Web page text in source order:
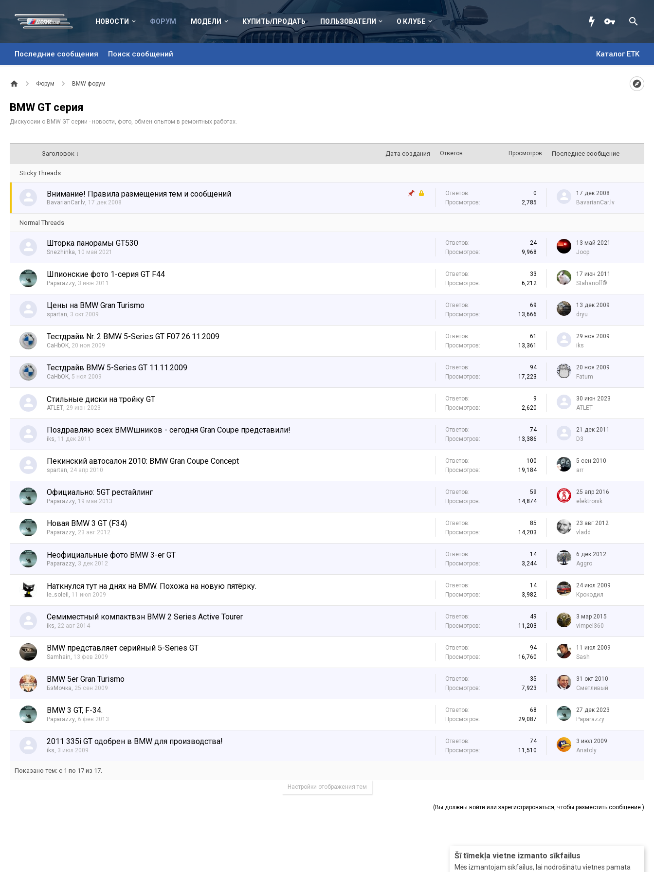
НОВОСТИ ФОРУМ
Последние сообщения Поиск сообщений Каталог ETK
МОДЕЛИ КУПИТЬ/ПРОДАТЬ ПОЛЬЗОВАТЕЛИ О КЛУБЕ
Форум BMW форум
Šī tīmekļa vietne izmanto sīkfailus
Mēs izmantojam sīkfailus, lai nodrošinātu vietnes pamata
BMW GT серия
Дискуссии о BMW GT серии - новости, фото, обмен опытом в ремонтных работах.
Заголовок ↓ Дата создания Ответов Просмотров Последнее сообщение
Sticky Threads
Внимание! Правила размещения тем и сообщений
BavarianCar.lv, 17 дек 2008
Ответов:
0
Просмотров:
2,785
17 дек 2008
BavarianCar.lv
Normal Threads
Шторка панорамы GT530
Snezhinka, 10 май 2021
Ответов:
24
Просмотров:
9,968
13 май 2021
Joop
Шпионские фото 1-серия GT F44
Paparazzy, 3 июн 2011
Ответов:
33
Просмотров:
6,212
17 июн 2011
Stahanoff®
Цены на BMW Gran Turismo
spartan, 3 окт 2009
Ответов:
69
Просмотров:
13,666
13 дек 2009
dryu
Тестдрайв Nr. 2 BMW 5-Series GT F07 26.11.2009
CaHbOK, 20 ноя 2009
Ответов:
61
Просмотров:
13,361
29 ноя 2009
iks
Тестдрайв BMW 5-Series GT 11.11.2009
CaHbOK, 5 ноя 2009
Ответов:
94
Просмотров:
17,223
20 ноя 2009
Fatum
Стильные диски на тройку GT
ATLET, 29 июн 2023
Ответов:
9
Просмотров:
2,620
30 июн 2023
ATLET
Поздравляю всех BMWшников - сегодня Gran Coupe представили!
iks, 11 дек 2011
Ответов:
74
Просмотров:
13,386
21 дек 2011
D3
Пекинский автосалон 2010: BMW Gran Coupe Concept
spartan, 24 апр 2010
Ответов:
100
Просмотров:
19,184
5 сен 2010
arr
Официально: 5GT рестайлинг
Paparazzy, 19 май 2013
Ответов:
59
Просмотров:
14,874
25 апр 2016
elektronik
Новая BMW 3 GT (F34)
Paparazzy, 23 авг 2012
Ответов:
85
Просмотров:
14,203
23 авг 2012
vladd
Неофициальные фото BMW 3-er GT
Paparazzy, 3 дек 2012
Ответов:
14
Просмотров:
3,244
6 дек 2012
Aggro
Наткнулся тут на днях на BMW. Похожа на новую пятёрку.
le_soleil , 11 июл 2009
Ответов:
14
Просмотров:
3,982
24 июл 2009
Крокодил
Cемиместный компактвэн BMW 2 Series Active Tourer
iks, 22 авг 2014
Ответов:
49
Просмотров:
11,203
3 мар 2015
vimpel360
BMW представляет серийный 5-Series GT
Samhain, 13 фев 2009
Ответов:
94
Просмотров:
16,760
11 июл 2009
Sash
BMW 5er Gran Turismo
БэМочка, 25 сен 2009
Ответов:
35
Просмотров:
7,923
31 окт 2010
Сметливый
BMW 3 GT, F-34.
Paparazzy, 6 фев 2013
Ответов:
68
Просмотров:
29,087
27 дек 2023
Paparazzy
2011 335i GT одобрен в BMW для производства!
iks, 3 июл 2009
Ответов:
74
Просмотров:
11,510
3 июл 2009
Anatoly
Показано тем: с 1 по 17 из 17.
Настройки отображения тем
(Вы должны войти или зарегистрироваться, чтобы разместить сообщение.)